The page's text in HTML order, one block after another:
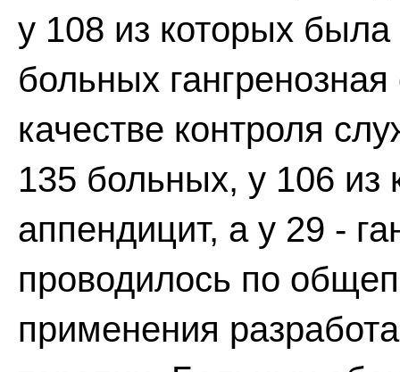
у 108 из которых
больных
качестве контроля
135 больных, у 106
аппендицит, а у 29 -
проводилось по
применения